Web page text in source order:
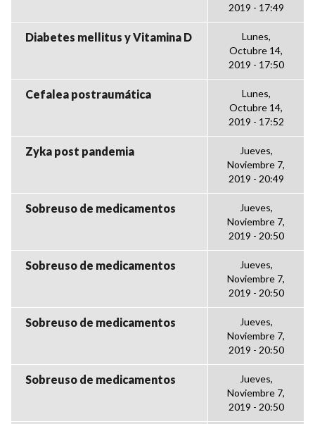
2019 - 17:49
Diabetes mellitus y Vitamina D
Lunes,
Octubre 14,
2019 - 17:50
Cefalea postraumática
Lunes,
Octubre 14,
2019 - 17:52
Zyka post pandemia
Jueves,
Noviembre 7,
2019 - 20:49
Sobreuso de medicamentos
Jueves,
Noviembre 7,
2019 - 20:50
Sobreuso de medicamentos
Jueves,
Noviembre 7,
2019 - 20:50
Sobreuso de medicamentos
Jueves,
Noviembre 7,
2019 - 20:50
Sobreuso de medicamentos
Jueves,
Noviembre 7,
2019 - 20:50